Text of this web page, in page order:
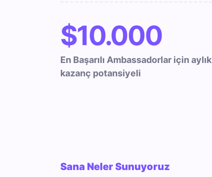
$10.000
En Başarılı Ambassadorlar için aylık
kazanç potansiyeli
Sana Neler Sunuyoruz